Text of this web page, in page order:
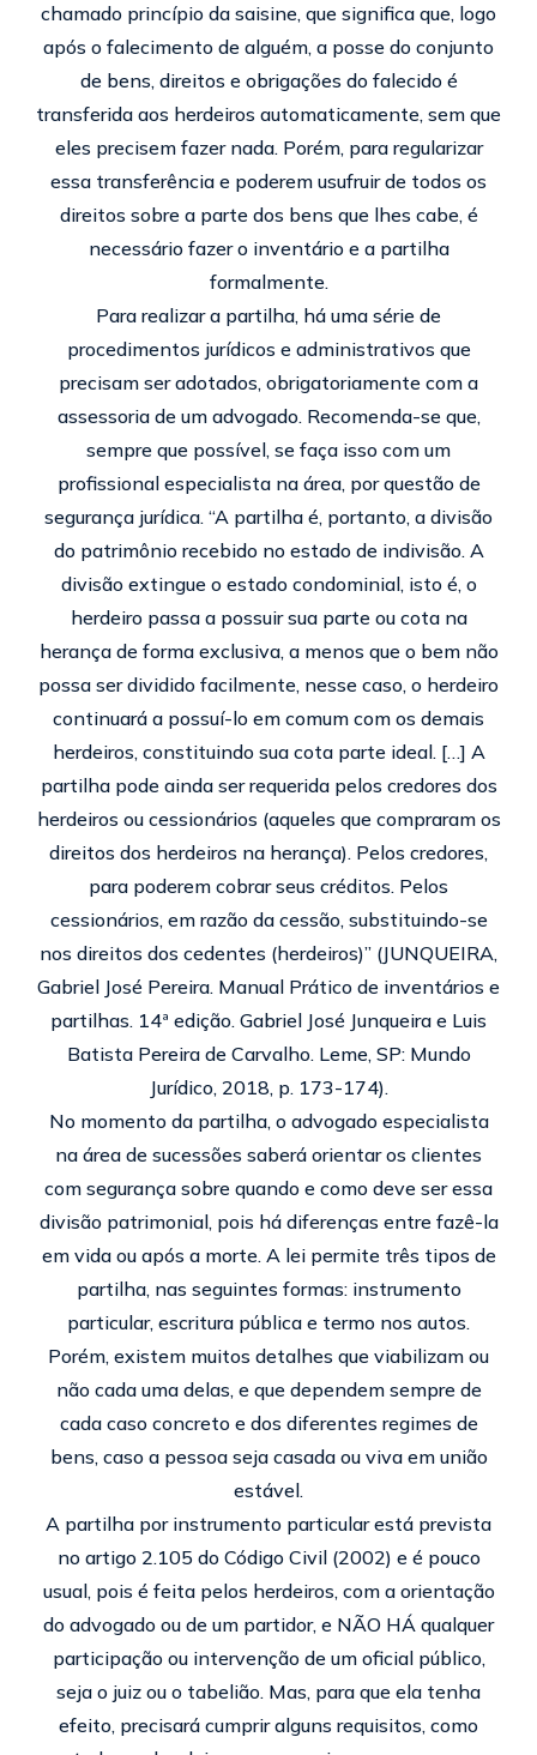
chamado princípio da saisine, que significa que, logo
após o falecimento de alguém, a posse do conjunto
de bens, direitos e obrigações do falecido é
transferida aos herdeiros automaticamente, sem que
eles precisem fazer nada. Porém, para regularizar
essa transferência e poderem usufruir de todos os
direitos sobre a parte dos bens que lhes cabe, é
necessário fazer o inventário e a partilha
formalmente.
Para realizar a partilha, há uma série de
procedimentos jurídicos e administrativos que
precisam ser adotados, obrigatoriamente com a
assessoria de um advogado. Recomenda-se que,
sempre que possível, se faça isso com um
profissional especialista na área, por questão de
segurança jurídica. “A partilha é, portanto, a divisão
do patrimônio recebido no estado de indivisão. A
divisão extingue o estado condominial, isto é, o
herdeiro passa a possuir sua parte ou cota na
herança de forma exclusiva, a menos que o bem não
possa ser dividido facilmente, nesse caso, o herdeiro
continuará a possuí-lo em comum com os demais
herdeiros, constituindo sua cota parte ideal. […] A
partilha pode ainda ser requerida pelos credores dos
herdeiros ou cessionários (aqueles que compraram os
direitos dos herdeiros na herança). Pelos credores,
para poderem cobrar seus créditos. Pelos
cessionários, em razão da cessão, substituindo-se
nos direitos dos cedentes (herdeiros)” (JUNQUEIRA,
Gabriel José Pereira. Manual Prático de inventários e
partilhas. 14ª edição. Gabriel José Junqueira e Luis
Batista Pereira de Carvalho. Leme, SP: Mundo
Jurídico, 2018, p. 173-174).
No momento da partilha, o advogado especialista
na área de sucessões saberá orientar os clientes
com segurança sobre quando e como deve ser essa
divisão patrimonial, pois há diferenças entre fazê-la
em vida ou após a morte. A lei permite três tipos de
partilha, nas seguintes formas: instrumento
particular, escritura pública e termo nos autos.
Porém, existem muitos detalhes que viabilizam ou
não cada uma delas, e que dependem sempre de
cada caso concreto e dos diferentes regimes de
bens, caso a pessoa seja casada ou viva em união
estável.
A partilha por instrumento particular está prevista
no artigo 2.105 do Código Civil (2002) e é pouco
usual, pois é feita pelos herdeiros, com a orientação
do advogado ou de um partidor, e NÃO HÁ qualquer
participação ou intervenção de um oficial público,
seja o juiz ou o tabelião. Mas, para que ela tenha
efeito, precisará cumprir alguns requisitos, como